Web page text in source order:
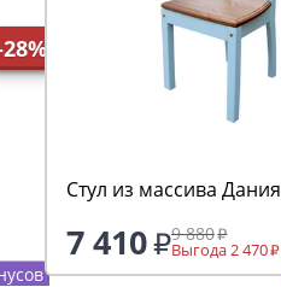
Стул из массива Дания
7 410 9 880
Выгода 2 470